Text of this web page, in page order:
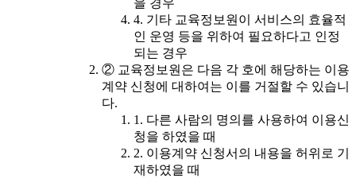
4. 기타 교육정보원이 서비스의 효율적
인 운영 등을 위하여 필요하다고 인정
되는 경우
② 교육정보원은 다음 각 호에 해당하는 이용
계약 신청에 대하여는 이를 거절할 수 있습니
다.
1. 다른 사람의 명의를 사용하여 이용신
청을 하였을 때
2. 이용계약 신청서의 내용을 허위로 기
재하였을 때